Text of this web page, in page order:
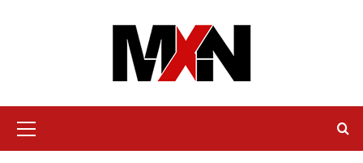
Menü